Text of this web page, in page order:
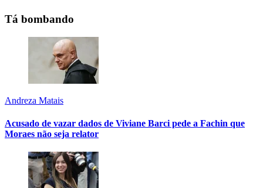
Tá bombando
Andreza Matais
Acusado de vazar dados de Viviane Barci pede a Fachin que
Moraes não seja relator